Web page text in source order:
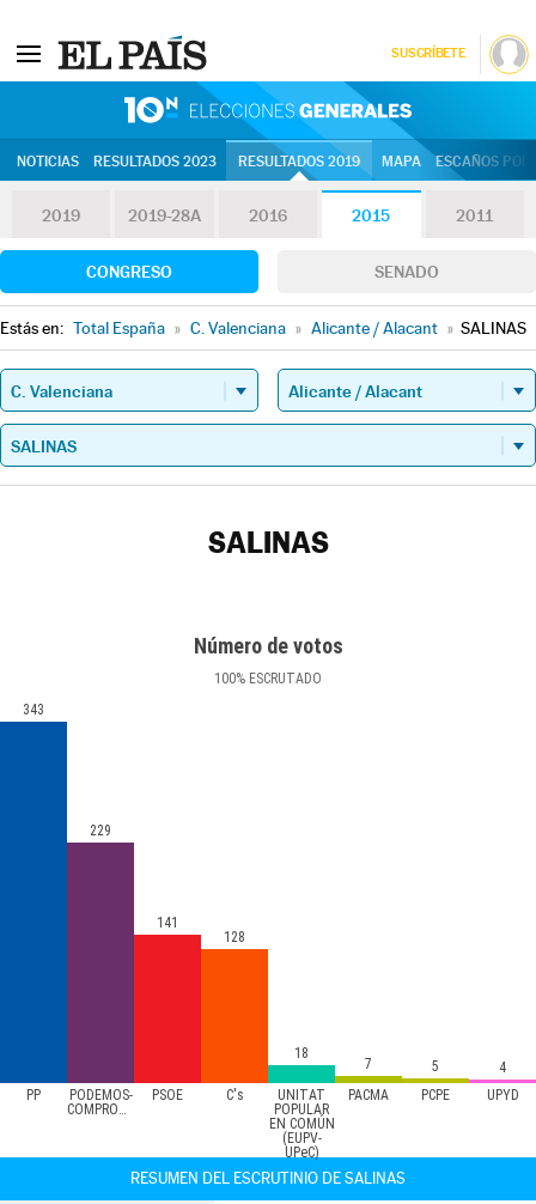
SUSCRÍBETE
NOTICIAS RESULTADOS 2023 RESULTADOS 2019 MAPA ESCAÑOS
2019 2019-28A 2016 2015 2011
CONGRESO SENADO
Estás en: Total España » C. Valenciana » Alicante / Alacant » SALINAS
SALINAS
Número de votos
100% ESCRUTADO
PP
PODEMOS-
COMPROMÍS
PSOE C's
UNITAT
POPULAR
EN COMÚN
(EUPV-
UPeC)
PACMA PCPE UPYD
343
229
141
128
18
7 5 4
RESUMEN DEL ESCRUTINIO DE SALINAS